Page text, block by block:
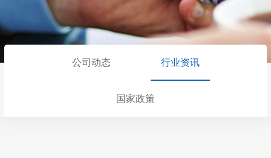
公司动态 行业资讯
国家政策